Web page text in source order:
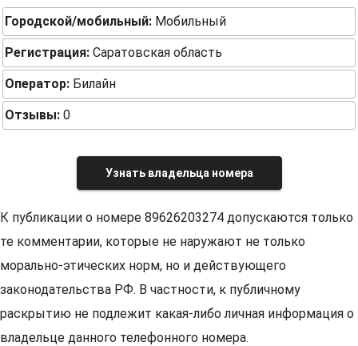
Городской/мобильный: Мобильный
Регистрация: Саратовская область
Оператор: Билайн
Отзывы: 0
Узнать владельца номера
К публикации о номере 89626203274 допускаются только
те комментарии, которые не наружают не только
морально-этических норм, но и действующего
законодательства РФ. В частности, к публичному
раскрытию не подлежит какая-либо личная информация о
владельце данного телефонного номера.